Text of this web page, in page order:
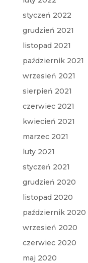
styczeń 2022
grudzień 2021
listopad 2021
październik 2021
wrzesień 2021
sierpień 2021
czerwiec 2021
kwiecień 2021
marzec 2021
luty 2021
styczeń 2021
grudzień 2020
listopad 2020
październik 2020
wrzesień 2020
czerwiec 2020
maj 2020